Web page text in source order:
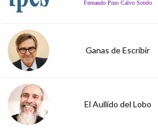
Fernando Pino Calvo Sotelo
Ganas de Escribir
El Aullido del Lobo